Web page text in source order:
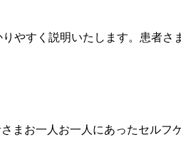
やすく説明いたします。患者さ
まお一人お一人にあったセルフ